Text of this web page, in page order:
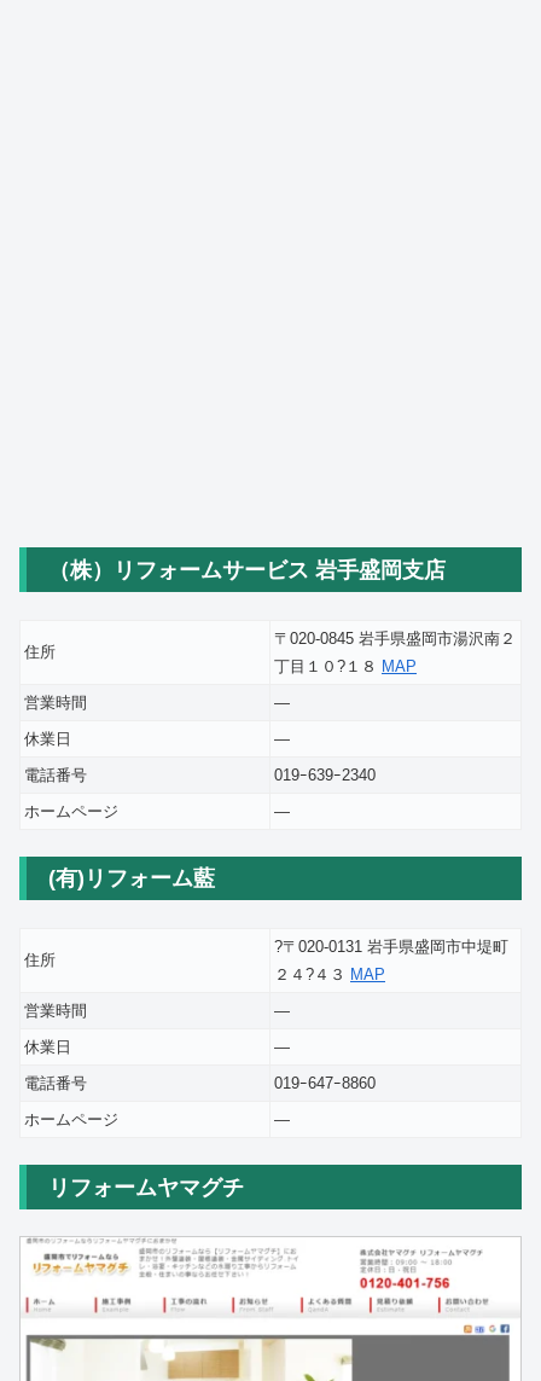
（株）リフォームサービス 岩手盛岡支店
住所
〒020-0845 岩手県盛岡市湯沢南２
丁目１０?１８ MAP
営業時間
―
休業日
―
電話番号
019ｰ639ｰ2340
ホームページ
―
(有)リフォーム藍
住所
?〒020-0131 岩手県盛岡市中堤町
２４?４３ MAP
営業時間
―
休業日
―
電話番号
019ｰ647ｰ8860
ホームページ
―
リフォームヤマグチ